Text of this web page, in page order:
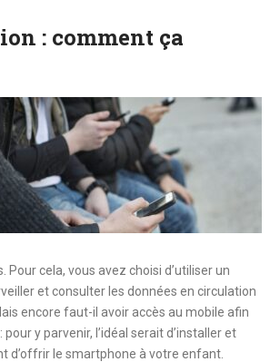
: comment ça
Pour cela, vous avez choisi d’utiliser un
et consulter les données en circulation
encore faut-il avoir accès au mobile afin
pour y parvenir, l’idéal serait d’installer et
d’offrir le smartphone à votre enfant.